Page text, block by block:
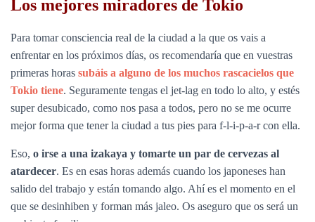
Los mejores miradores de Tokio
Para tomar consciencia real de la ciudad a la que os vais a
enfrentar en los próximos días, os recomendaría que en vuestras
primeras horas subáis a alguno de los muchos rascacielos que
Tokio tiene. Seguramente tengas el jet-lag en todo lo alto, y estés
super desubicado, como nos pasa a todos, pero no se me ocurre
mejor forma que tener la ciudad a tus pies para f-l-i-p-a-r con ella.
Eso, o irse a una izakaya y tomarte un par de cervezas al
atardecer. Es en esas horas además cuando los japoneses han
salido del trabajo y están tomando algo. Ahí es el momento en el
que se desinhiben y forman más jaleo. Os aseguro que os será un